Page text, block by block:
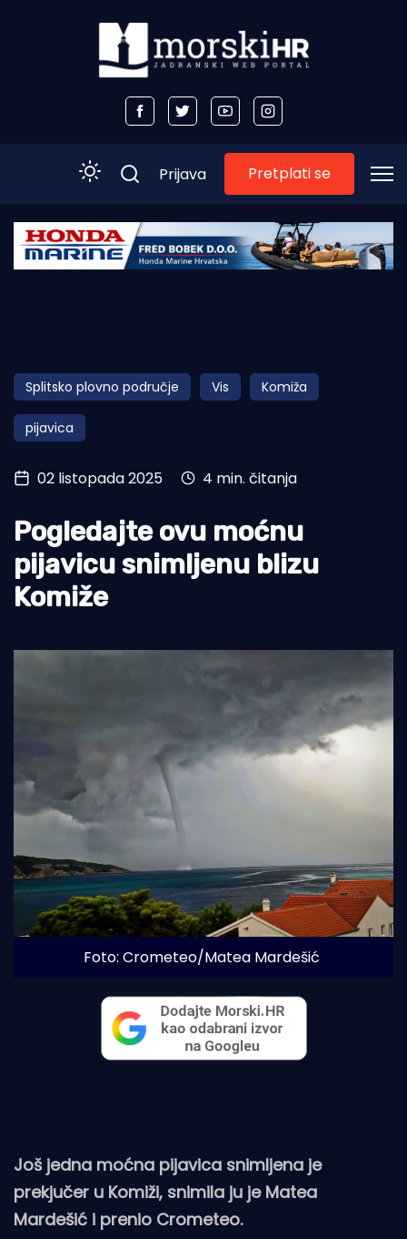
Početna
Obala
Otoci
Turizam i nautika
Pomorstvo
Ekologija
Tradicija i kultura
Prijava Pretplati se
Splitsko plovno područje Vis Komiža
pijavica
02 listopada 2025 4 min. čitanja
Pogledajte ovu moćnu
pijavicu snimljenu blizu
Komiže
Foto: Crometeo/Matea Mardešić
Još jedna moćna pijavica snimljena je
prekjučer u Komiži, snimila ju je Matea
Mardešić i prenio Crometeo.